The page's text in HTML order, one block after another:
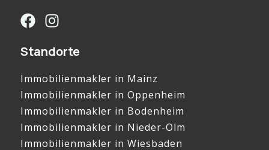
Standorte
Immobilienmakler in Mainz
Immobilienmakler in Oppenheim
Immobilienmakler in Bodenheim
Immobilienmakler in Nieder-Olm
Immobilienmakler in Wiesbaden